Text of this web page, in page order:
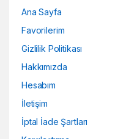
Ana Sayfa
Favorilerim
Gizlilik Politikası
Hakkımızda
Hesabım
İletişim
İptal İade Şartları